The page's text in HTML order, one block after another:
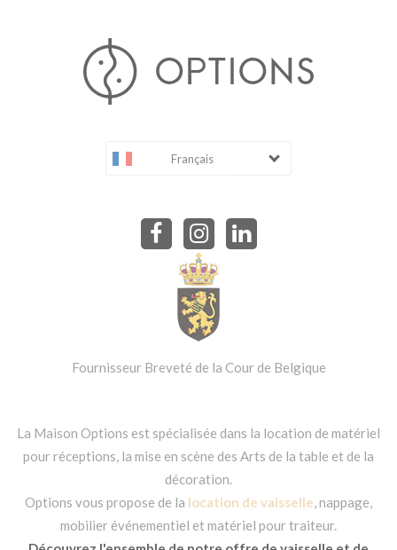
Français
Fournisseur Breveté de la Cour de Belgique
La Maison Options est spécialisée dans la location de matériel
pour réceptions, la mise en scène des Arts de la table et de la
décoration.
Options vous propose de la location de vaisselle, nappage,
mobilier événementiel et matériel pour traiteur.